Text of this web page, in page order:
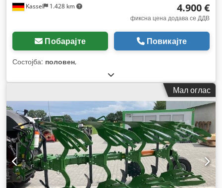
Kassel 1.428 km 4.900 €
фиксна цена додава се ДДВ
Побарајте Повикајте
Состојба: половен,
Мал оглас